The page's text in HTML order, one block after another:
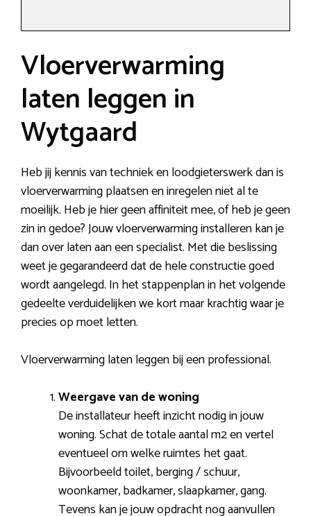
Vloerverwarming
laten leggen in
Wytgaard
Heb jij kennis van techniek en loodgieterswerk dan is
vloerverwarming plaatsen en inregelen niet al te
moeilijk. Heb je hier geen affiniteit mee, of heb je geen
zin in gedoe? Jouw vloerverwarming installeren kan je
dan over laten aan een specialist. Met die beslissing
weet je gegarandeerd dat de hele constructie goed
wordt aangelegd. In het stappenplan in het volgende
gedeelte verduidelijken we kort maar krachtig waar je
precies op moet letten.
Vloerverwarming laten leggen bij een professional.
Weergave van de woning
De installateur heeft inzicht nodig in jouw
woning. Schat de totale aantal m2 en vertel
eventueel om welke ruimtes het gaat.
Bijvoorbeeld toilet, berging / schuur,
woonkamer, badkamer, slaapkamer, gang.
Tevens kan je jouw opdracht nog aanvullen